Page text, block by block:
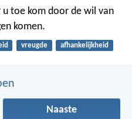
toe kom door de wil van
komen.
vreugde afhankelijkheid
Naaste